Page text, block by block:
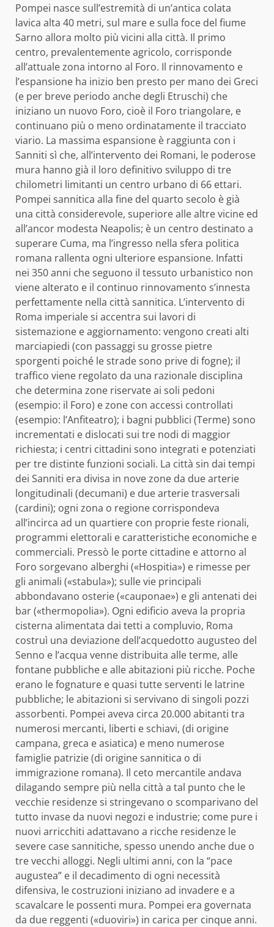
Pompei nasce sull’estremità di un’antica colata
lavica alta 40 metri, sul mare e sulla foce del fiume
Sarno allora molto più vicini alla città. Il primo
centro, prevalentemente agricolo, corrisponde
all’attuale zona intorno al Foro. Il rinnovamento e
l’espansione ha inizio ben presto per mano dei Greci
(e per breve periodo anche degli Etruschi) che
iniziano un nuovo Foro, cioè il Foro triangolare, e
continuano più o meno ordinatamente il tracciato
viario. La massima espansione è raggiunta con i
Sanniti sì che, all’intervento dei Romani, le poderose
mura hanno già il loro definitivo sviluppo di tre
chilometri limitanti un centro urbano di 66 ettari.
Pompei sannitica alla fine del quarto secolo è già
una città considerevole, superiore alle altre vicine ed
all’ancor modesta Neapolis; è un centro destinato a
superare Cuma, ma l’ingresso nella sfera politica
romana rallenta ogni ulteriore espansione. Infatti
nei 350 anni che seguono il tessuto urbanistico non
viene alterato e il continuo rinnovamento s’innesta
perfettamente nella città sannitica. L’intervento di
Roma imperiale si accentra sui lavori di
sistemazione e aggiornamento: vengono creati alti
marciapiedi (con passaggi su grosse pietre
sporgenti poiché le strade sono prive di fogne); il
traffico viene regolato da una razionale disciplina
che determina zone riservate ai soli pedoni
(esempio: il Foro) e zone con accessi controllati
(esempio: l’Anfiteatro); i bagni pubblici (Terme) sono
incrementati e dislocati sui tre nodi di maggior
richiesta; i centri cittadini sono integrati e potenziati
per tre distinte funzioni sociali. La città sin dai tempi
dei Sanniti era divisa in nove zone da due arterie
longitudinali (decumani) e due arterie trasversali
(cardini); ogni zona o regione corrispondeva
all’incirca ad un quartiere con proprie feste rionali,
programmi elettorali e caratteristiche economiche e
commerciali. Pressò le porte cittadine e attorno al
Foro sorgevano alberghi («Hospitia») e rimesse per
gli animali («stabula»); sulle vie principali
abbondavano osterie («cauponae») e gli antenati dei
bar («thermopolia»). Ogni edificio aveva la propria
cisterna alimentata dai tetti a compluvio, Roma
costruì una deviazione dell’acquedotto augusteo del
Senno e l’acqua venne distribuita alle terme, alle
fontane pubbliche e alle abitazioni più ricche. Poche
erano le fognature e quasi tutte serventi le latrine
pubbliche; le abitazioni si servivano di singoli pozzi
assorbenti. Pompei aveva circa 20.000 abitanti tra
numerosi mercanti, liberti e schiavi, (di origine
campana, greca e asiatica) e meno numerose
famiglie patrizie (di origine sannitica o di
immigrazione romana). Il ceto mercantile andava
dilagando sempre più nella città a tal punto che le
vecchie residenze si stringevano o scomparivano del
tutto invase da nuovi negozi e industrie; come pure i
nuovi arricchiti adattavano a ricche residenze le
severe case sannitiche, spesso unendo anche due o
tre vecchi alloggi. Negli ultimi anni, con la “pace
augustea” e il decadimento di ogni necessità
difensiva, le costruzioni iniziano ad invadere e a
scavalcare le possenti mura. Pompei era governata
da due reggenti («duoviri») in carica per cinque anni.